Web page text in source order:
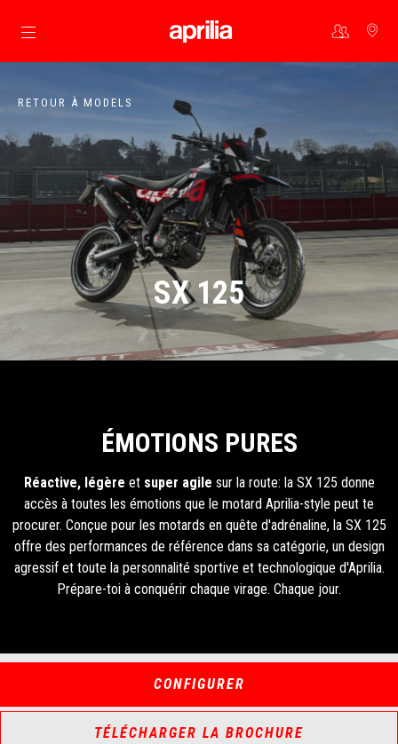
Aller au contenu principal
RETOUR À MODELS
SX 125
ÉMOTIONS PURES
Réactive, légère et super agile sur la route: la SX 125 donne
accès à toutes les émotions que le motard Aprilia-style peut te
procurer. Conçue pour les motards en quête d'adrénaline, la SX 125
offre des performances de référence dans sa catégorie, un design
agressif et toute la personnalité sportive et technologique d'Aprilia.
Prépare-toi à conquérir chaque virage. Chaque jour.
CONFIGURER
TÉLÉCHARGER LA BROCHURE